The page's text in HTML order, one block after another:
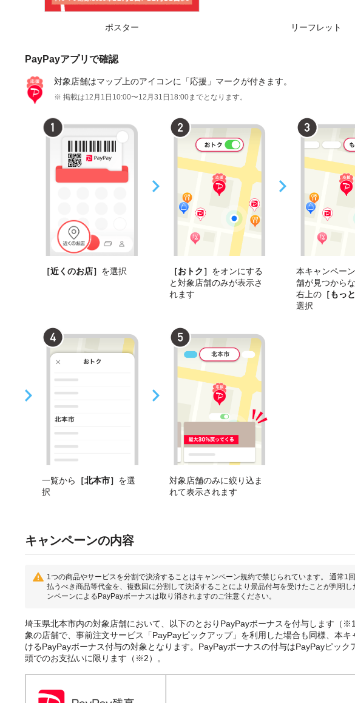
ポスター リーフレット
PayPayアプリで確認
対象店舗はマップ上のアイコンに「応援」マークが付きます。
※ 掲載は12月1日10:00〜12月31日18:00までとなります。
［近くのお店］ を選択 ［おトク］ をオンにする
と対象店舗のみが表示さ
れます
本キャンペー
舗が見つから
右上の ［もっ
選択
一覧から ［北本市］ を選
択
対象店舗のみに絞り込ま
れて表示されます
キャンペーンの内容
1つの商品やサービスを分割で決済することはキャンペーン規約で禁じられています。 通常1
払うべき商品等代金を、複数回に分割して決済することにより景品付与を受けたことが判明し
ンペーンによるPayPayボーナスは取り消されますのご注意ください。
埼玉県北本市内の対象店舗において、以下のとおりPayPayボーナスを付与します（
象の店舗で、事前注文サービス「PayPayピックアップ」を利用した場合も同様、本キ
けるPayPayボーナス付与の対象となります。PayPayボーナスの付与はPayPayピック
頭でのお支払いに限ります（※2）。